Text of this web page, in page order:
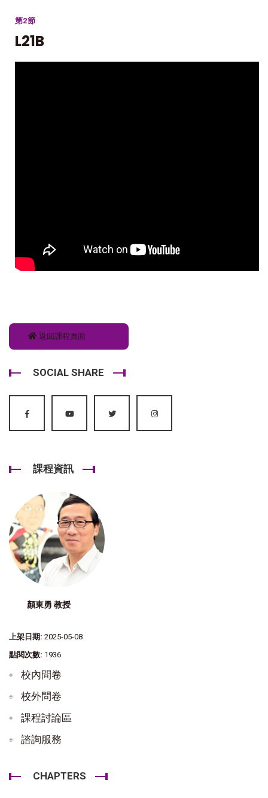
第2節
L21B
返回課程頁面
SOCIAL SHARE
課程資訊
顏東勇 教授
上架日期: 2025-05-08
點閱次數: 1936
校內問卷
校外問卷
課程討論區
諮詢服務
CHAPTERS